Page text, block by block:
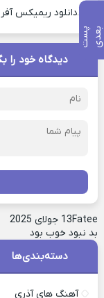
پ
س
ت
ب
ع
د ی
دانلود ریمیکس
دیدگاه خود را
Fatee13 جولای 2025
بد نبود خوب بود
دسته‌بندی‌ها
آهنگ های آذری